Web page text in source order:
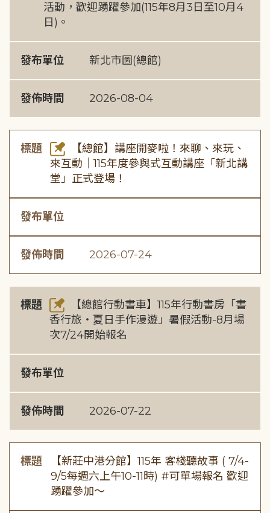
活動，歡迎踴躍參加(115年8月3日至10月4
日)。
發布單位 新北市圖(總館)
發佈時間 2026-08-04
標題
【總館】講座開麥啦！來聊、來玩、
來互動｜115年度參與式互動講座「新北講
堂」正式登場！
發布單位
發佈時間 2026-07-24
標題
【總館行動書車】115年行動書房「書
香行旅・夏日手作漫遊」暑假活動-8月場
次7/24開始報名
發布單位
發佈時間 2026-07-22
標題
【新莊中港分館】115年 客棧聽故事 ( 7/4-
9/5每週六上午10-11時) #可單場報名 歡迎
踴躍參加～